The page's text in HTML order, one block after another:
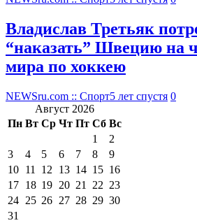
Владислав Третьяк
“наказать” Швецию на
мира по хоккею
NEWSru.com :: Спорт5 лет спустя 0
Август 2026
Пн Вт Ср Чт Пт Сб Вс
1
2
3
4 5 6 7 8
9
10 11 12 13 14 15 16
17 18 19 20 21 22 23
24 25 26 27 28 29 30
31